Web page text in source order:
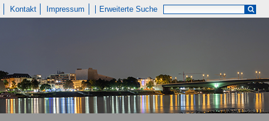
Kontakt Impressum Erweiterte Suche